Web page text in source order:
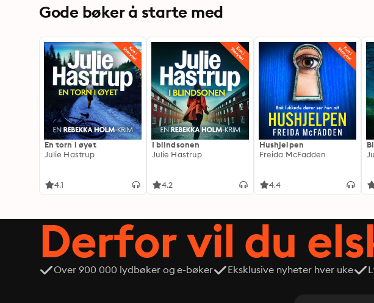
Gode bøker å starte med
En torn i øyet
Julie Hastrup
4.1
I blindsonen
Julie Hastrup
4.2
Hushjelpen
Freida McFadden
4.4
Derfor vil du
Over 900 000 lydbøker og e-bøker Eksklusive nyheter hver uke